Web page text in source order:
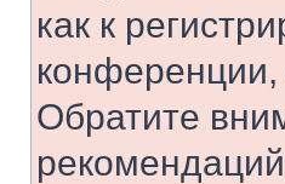
как к
конференции,
Обратите